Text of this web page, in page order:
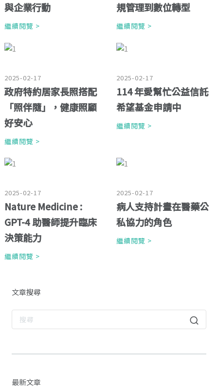
與企業行動
繼續閱覽 >
規管理到數位轉型
繼續閱覽 >
2025-02-17
政府特約居家長照搭配
「照伴隨」，健康照顧
好安心
繼續閱覽 >
2025-02-17
114 年愛幫忙公益信託
希望基金申請中
繼續閱覽 >
2025-02-17
Nature Medicine :
GPT-4 助醫師提升臨床
決策能力
繼續閱覽 >
2025-02-17
病人支持計畫在醫藥公
私協力的角色
繼續閱覽 >
文章搜尋
最新文章